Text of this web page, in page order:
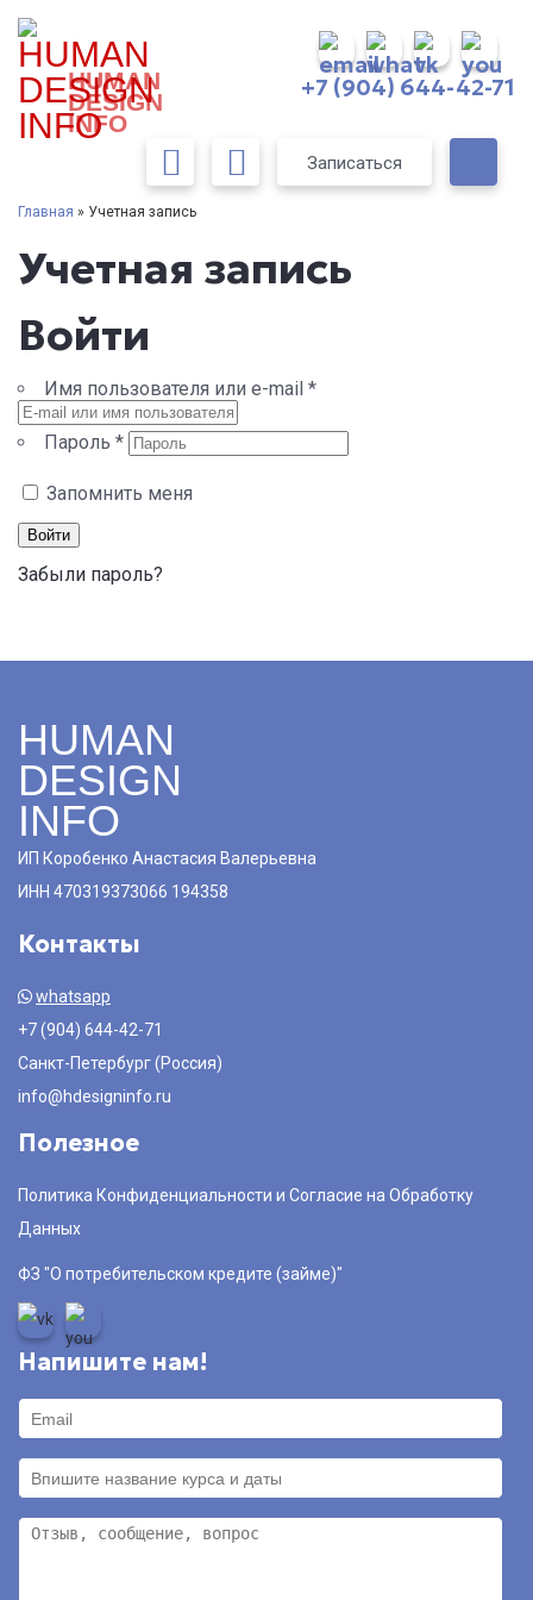
HUMAN
DESIGN
INFO
+7 (904) 644-42-71
Записаться
Главная » Учетная запись
Учетная запись
Войти
Имя пользователя или e-mail *
Пароль *
Запомнить меня
Войти
Забыли пароль?
HUMAN
DESIGN
INFO
ИП Коробенко Анастасия Валерьевна
ИНН 470319373066 194358
Контакты
whatsapp
+7 (904) 644-42-71
Санкт-Петербург (Россия)
info@hdesigninfo.ru
Полезное
Политика Конфиденциальности и Согласие на Обработку
Данных
ФЗ "О потребительском кредите (займе)"
Напишите нам!